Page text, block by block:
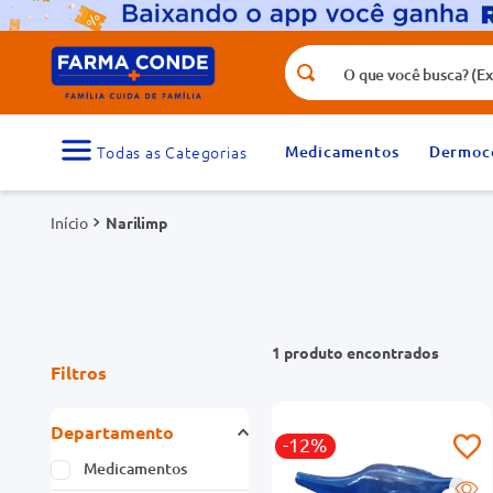
O que você busca? (Ex.: vitamina,
Medicamentos
Narilimp
Filtros
Departamento
Medicamentos
1 produto
-12%
Termos mais buscados
1
medicamento